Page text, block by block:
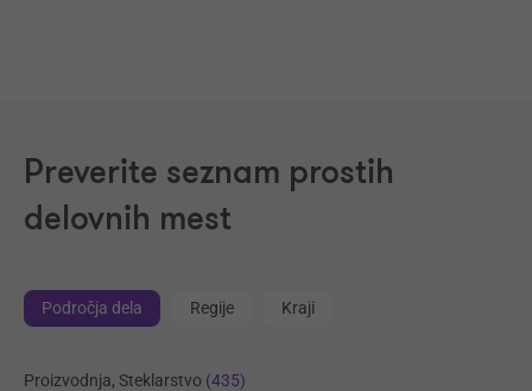
Preverite seznam prostih
delovnih mest
Področja dela Regije Kraji
Proizvodnja, Steklarstvo (435)